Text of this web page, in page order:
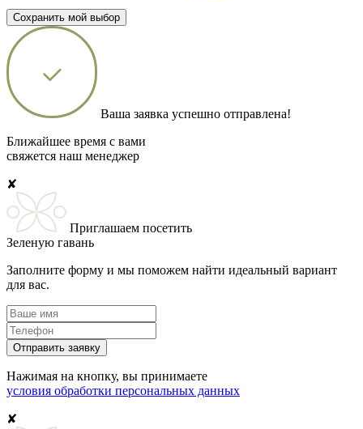
Сохранить мой выбор
Ваша заявка успешно отправлена!
Ближайшее время с вами
свяжется наш менеджер
✘
Приглашаем посетить
Зеленую гавань
Заполните форму и мы поможем найти идеальный вариант
для вас.
Отправить заявку
Нажимая на кнопку, вы принимаете
условия обработки персональных данных
✘